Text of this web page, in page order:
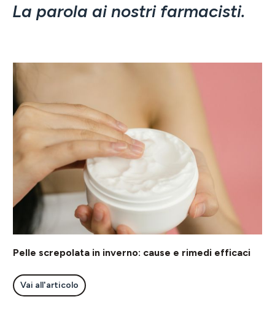
La parola ai nostri farmacisti.
Pelle screpolata in inverno: cause e rimedi efficaci
Vai all'articolo